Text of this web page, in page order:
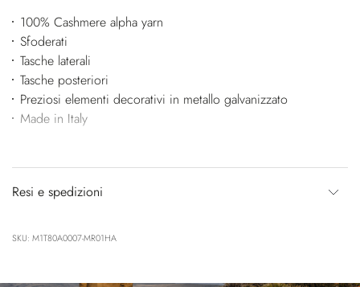
100% Cashmere alpha yarn
Sfoderati
Tasche laterali
Tasche posteriori
Preziosi elementi decorativi in metallo galvanizzato
Made in Italy
Resi e spedizioni
SKU: M1T80A0007-MR01HA